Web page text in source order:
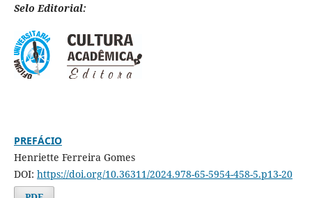
Selo Editorial:
PREFÁCIO
Henriette Ferreira Gomes
DOI: https://doi.org/10.36311/2024.978-65-5954-458-5.p13-20